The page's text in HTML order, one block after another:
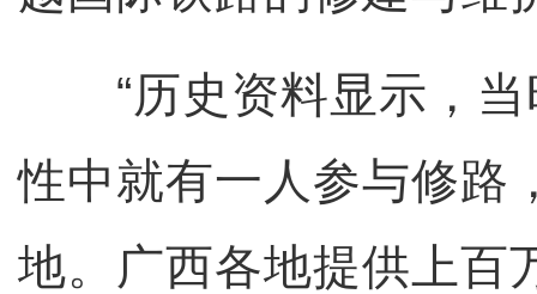
“历史资料显示，当
性中就有一人参与修路
地。广西各地提供上百